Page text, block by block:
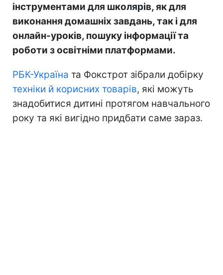
інструментами для школярів, як для
виконання домашніх завдань, так і для
онлайн-уроків, пошуку інформації та
роботи з освітніми платформами.
РБК-Україна та Фокстрот зібрали добірку
техніки й корисних товарів, які можуть
знадобитися дитині протягом навчального
року та які вигідно придбати саме зараз.